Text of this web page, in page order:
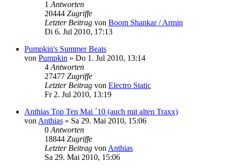
1 Antworten
20444 Zugriffe
Letzter Beitrag von Boom Shankar / Armin
Di 6. Jul 2010, 17:13
Pumpkin's Summer Beats
von Pumpkin » Do 1. Jul 2010, 13:14
4 Antworten
27477 Zugriffe
Letzter Beitrag von Electro Static
Fr 2. Jul 2010, 13:19
Anthias Top Ten Mai ´10 (auch mit alten Traxx)
von Anthias » Sa 29. Mai 2010, 15:06
0 Antworten
18844 Zugriffe
Letzter Beitrag von Anthias
Sa 29. Mai 2010, 15:06